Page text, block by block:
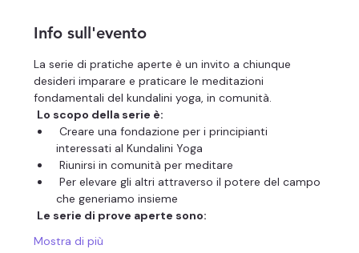
Info sull'evento
La serie di pratiche aperte è un invito a chiunque
desideri imparare e praticare le meditazioni
fondamentali del kundalini yoga, in comunità.
Lo scopo della serie è:
Creare una fondazione per i principianti
interessati al Kundalini Yoga
Riunirsi in comunità per meditare
Per elevare gli altri attraverso il potere del campo
che generiamo insieme
Le serie di prove aperte sono:
Mostra di più